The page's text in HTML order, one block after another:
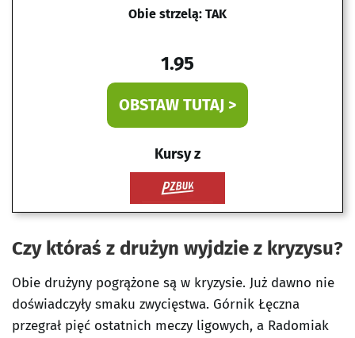
Obie strzelą: TAK
1.95
OBSTAW TUTAJ >
Kursy z
Czy któraś z drużyn wyjdzie z kryzysu?
Obie drużyny pogrążone są w kryzysie. Już dawno nie
doświadczyły smaku zwycięstwa. Górnik Łęczna
przegrał pięć ostatnich meczy ligowych, a Radomiak